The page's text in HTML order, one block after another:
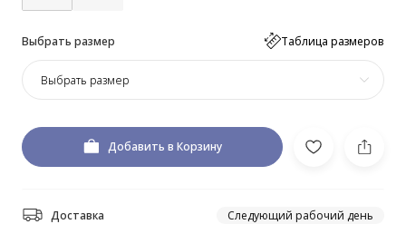
Выбрать размер Таблица размеров
Выбрать размер
Добавить в Корзину
Доставка Следующий рабочий день